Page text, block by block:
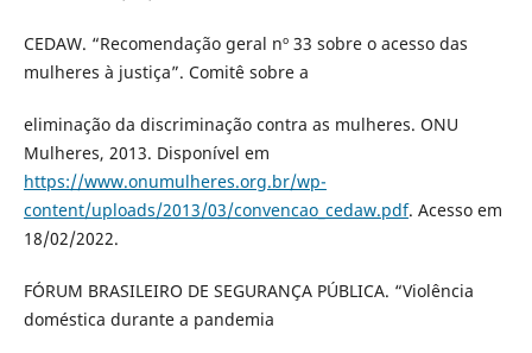
CEDAW. “Recomendação geral nº 33 sobre o acesso das
mulheres à justiça”. Comitê sobre a
eliminação da discriminação contra as mulheres. ONU
Mulheres, 2013. Disponível em
https://www.onumulheres.org.br/wp-
content/uploads/2013/03/convencao_cedaw.pdf. Acesso em
18/02/2022.
FÓRUM BRASILEIRO DE SEGURANÇA PÚBLICA. “Violência
doméstica durante a pandemia